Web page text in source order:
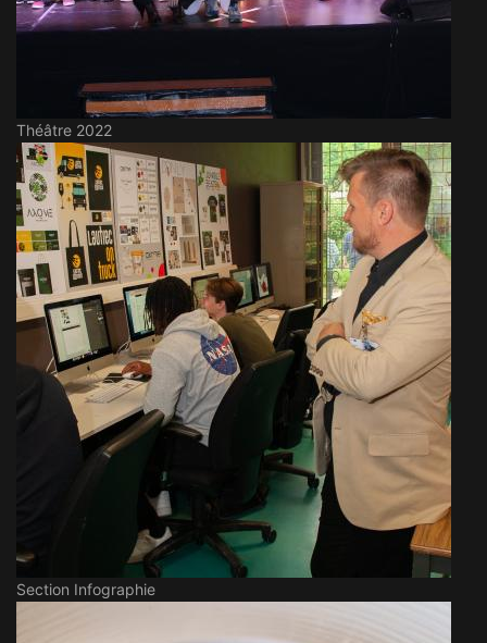
Théâtre 2022
Section Infographie